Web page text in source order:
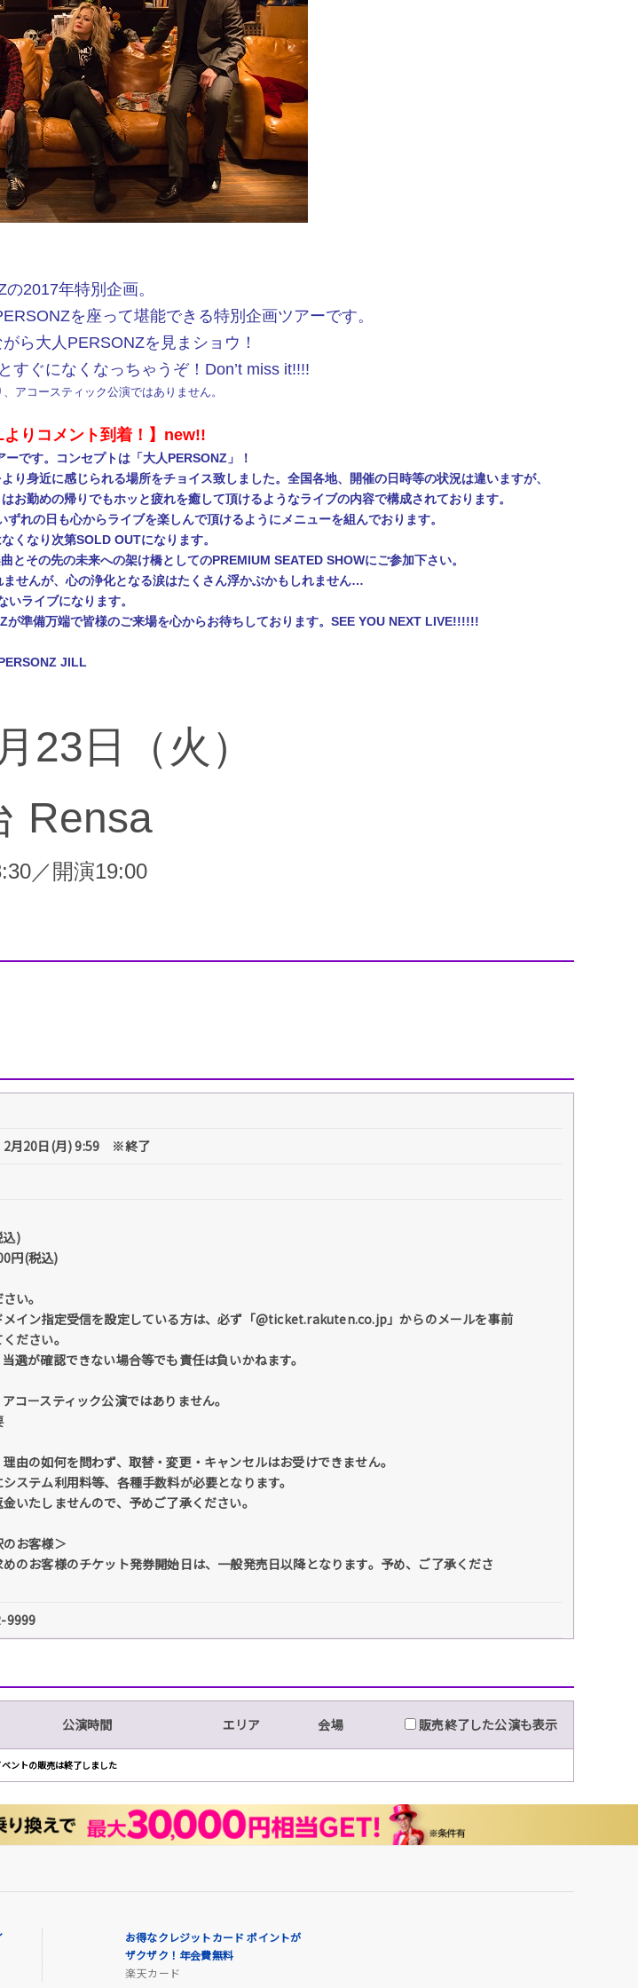
2017年特別企画。
を座って堪能できる特別企画ツアーです。
ら大人PERSONZを見まショウ！
すぐになくなっちゃうぞ！Don’t miss it!!!!
アコースティック公演ではありません。
よりコメント到着！】new!!
です。コンセプトは「大人PERSONZ」！
身近に感じられる場所をチョイス致しました。全国各地、開催の日時等の状況は違いますが、
お勤めの帰りでもホッと疲れを癒して頂けるようなライブの内容で構成されております。
れの日も心からライブを楽しんで頂けるようにメニューを組んでおります。
くなり次第SOLD OUTになります。
とその先の未来への架け橋としてのPREMIUM SEATED SHOWにご参加下さい。
せんが、心の浄化となる涙はたくさん浮かぶかもしれません…
いライブになります。
準備万端で皆様のご来場を心からお待ちしております。SEE YOU NEXT LIVE!!!!!!
JILL
23日（火）
Rensa
／開演19:00
2月20日(月) 9:59 ※終了
込)
円(税込)
い。
イン指定受信を設定している方は、必ず「@ticket.rakuten.co.jp」からのメールを事前
ださい。
選が確認できない場合等でも責任は負いかねます。
コースティック公演ではありません。
由の如何を問わず、取替・変更・キャンセルはお受けできません。
ステム利用料等、各種手数料が必要となります。
いたしませんので、予めご了承ください。
お客様＞
のお客様のチケット発券開始日は、一般発売日以降となります。予め、ご了承くださ
9999
公演時間 エリア 会場 販売終了した公演も表示
ベントの販売は終了しました
お得なクレジットカード ポイントが
ザクザク！年会費無料
楽天カード